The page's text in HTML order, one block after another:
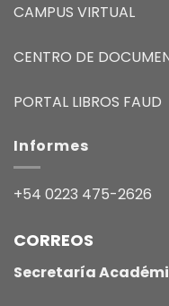
CAMPUS VIRTUAL
CENTRO DE
PORTAL LIBROS FAUD
Informes
+54 0223 475-2626
CORREOS
Secretaría